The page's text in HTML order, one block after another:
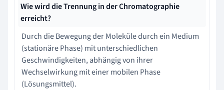
Wie wird die Trennung in der Chromatographie
erreicht?
Durch die Bewegung der Moleküle durch ein Medium
(stationäre Phase) mit unterschiedlichen
Geschwindigkeiten, abhängig von ihrer
Wechselwirkung mit einer mobilen Phase
(Lösungsmittel).